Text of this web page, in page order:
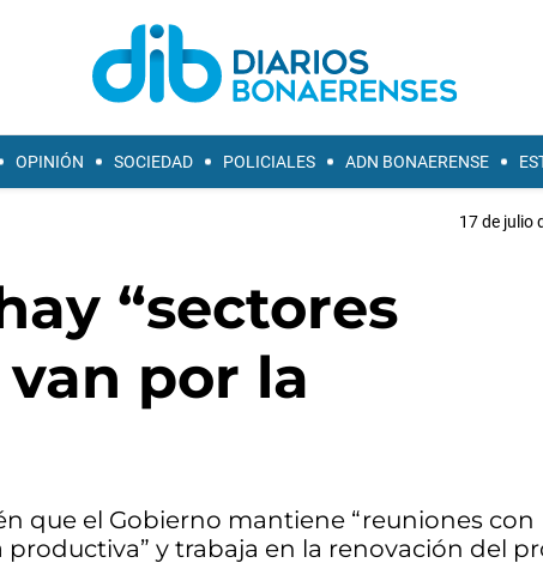
OPINIÓN SOCIEDAD POLICIALES ADN BONAERENSE
17 de julio
“sectores
por la
que el Gobierno mantiene “reuniones con
y trabaja en la renovación del